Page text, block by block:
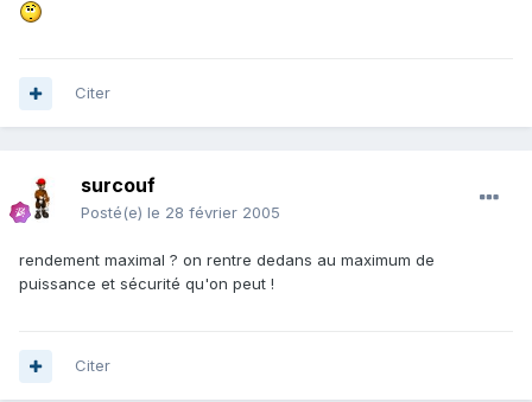
Citer
surcouf
Posté(e) le 28 février 2005
rendement maximal ? on rentre dedans au maximum de
puissance et sécurité qu'on peut !
Citer